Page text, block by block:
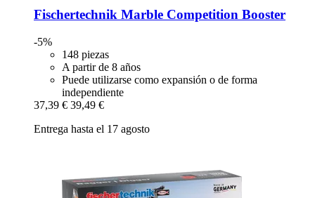
Fischertechnik Marble Competition Booster
-5%
148 piezas
A partir de 8 años
Puede utilizarse como expansión o de forma
independiente
37,39 € 39,49 €
Entrega hasta el 17 agosto